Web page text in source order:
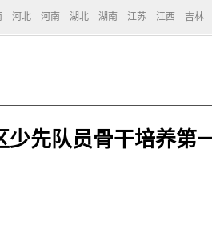
河北 河南 湖北 湖南 江苏 江西 吉林
先队员骨干培养第